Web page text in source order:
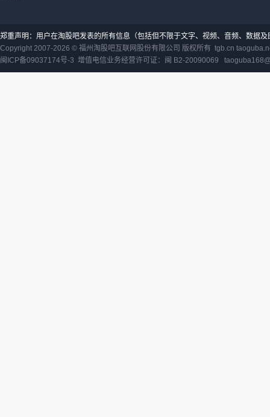
郑重声明：用户在淘股吧发表的所有信息（包括但不限于文字、视频、音频、数据
Copyright 2007-2026 © 福州淘股吧互联网股份有限公司 版权所有 tgb.cn
闽ICP备09037174号-3 增值电信业务经营许可证：闽 B2-20090069